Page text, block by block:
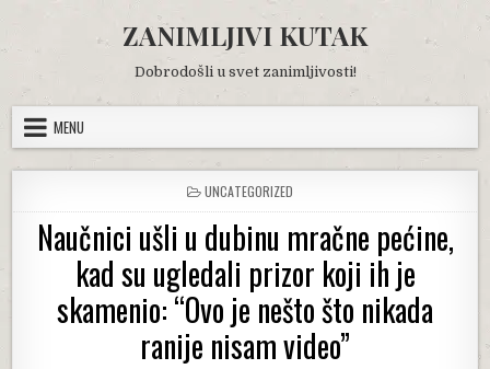
content
ZANIMLJIVI KUTAK
Dobrodošli u svet zanimljivosti!
MENU
POSTED
IN
UNCATEGORIZED
Naučnici ušli u dubinu mračne pećine,
kad su ugledali prizor koji ih je
skamenio: “Ovo je nešto što nikada
ranije nisam video”